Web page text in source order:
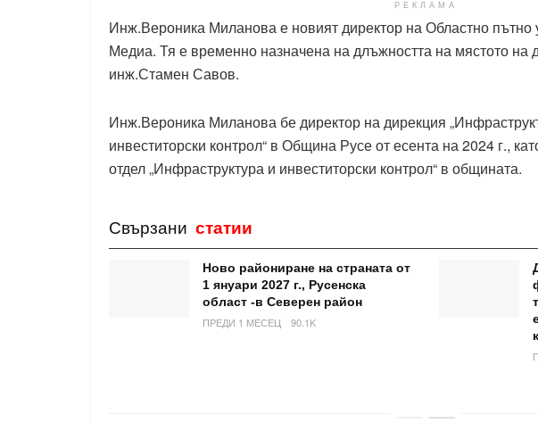
РЕКЛАМА
Инж.Вероника Миланова е новият директор на Областно пътно
Медиа. Тя е временно назначена на длъжността на мястото на
инж.Стамен Савов.
Инж.Вероника Миланова бе директор на дирекция
инвеститорски контрол“ в Община Русе от есента на 2024 г.,
отдел „Инфраструктура и инвеститорски контрол“ в общината.
Свързани статии
Ново райониране на страната от
1 януари 2027 г., Русенска
област -в Северен район
ПРЕДИ 1 МЕСЕЦ
90.1K